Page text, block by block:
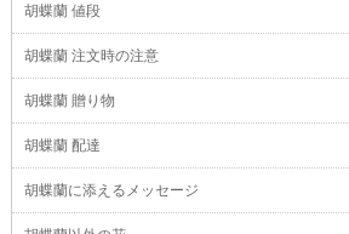
胡蝶蘭 値段
胡蝶蘭 注文時の注意
胡蝶蘭 贈り物
胡蝶蘭 配達
胡蝶蘭に添えるメッセージ